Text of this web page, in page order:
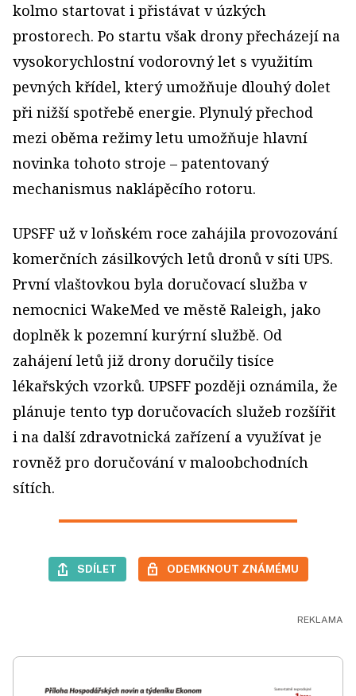
kolmo startovat i přistávat v úzkých
prostorech. Po startu však drony přecházejí na
vysokorychlostní vodorovný let s využitím
pevných křídel, který umožňuje dlouhý dolet
při nižší spotřebě energie. Plynulý přechod
mezi oběma režimy letu umožňuje hlavní
novinka tohoto stroje – patentovaný
mechanismus naklápěcího rotoru.
UPSFF už v loňském roce zahájila provozování
komerčních zásilkových letů dronů v síti UPS.
První vlaštovkou byla doručovací služba v
nemocnici WakeMed ve městě Raleigh, jako
doplněk k pozemní kurýrní službě. Od
zahájení letů již drony doručily tisíce
lékařských vzorků. UPSFF později oznámila, že
plánuje tento typ doručovacích služeb rozšířit
i na další zdravotnická zařízení a využívat je
rovněž pro doručování v maloobchodních
sítích.
SDÍLET ODEMKNOUT ZNÁMÉMU